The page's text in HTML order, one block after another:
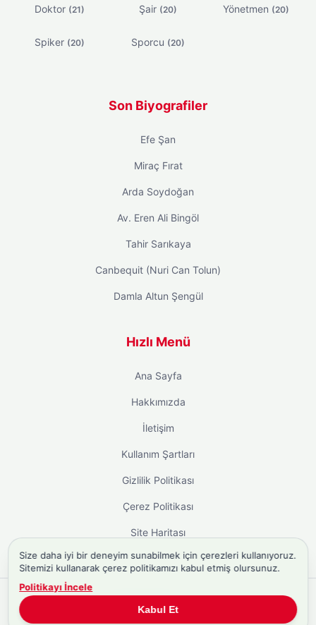
Doktor (21) Şair (20) Yönetmen (20)
Spiker (20) Sporcu (20)
Son Biyografiler
Efe Şan
Miraç Fırat
Arda Soydoğan
Av. Eren Ali Bingöl
Tahir Sarıkaya
Canbequit (Nuri Can Tolun)
Damla Altun Şengül
Hızlı Menü
Ana Sayfa
Hakkımızda
İletişim
Kullanım Şartları
Gizlilik Politikası
Çerez Politikası
Site Haritası
Türkiye'ninBiyografi Sitesi
Size daha iyi bir deneyim sunabilmek için çerezleri kullanıyoruz.
Sitemizi kullanarak çerez politikamızı kabul etmiş olursunuz.
Politikayı İncele
Kabul Et